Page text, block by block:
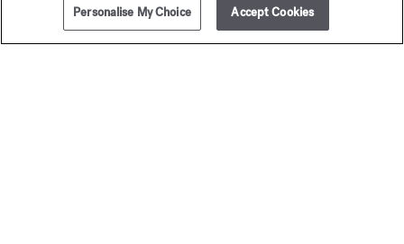
AÑADIR A LA CESTA 285,00 €
Personalise My Choice Accept Cookies